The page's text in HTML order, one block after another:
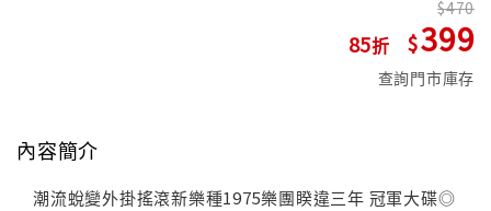
85
470
399
查詢門市庫存
內容簡介
潮流蛻變外掛搖滾新樂種1975樂團睽違三年 冠軍大碟◎